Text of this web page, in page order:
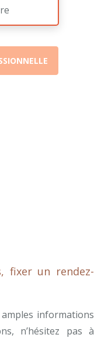
fixer un rendez-
informations
n’hésitez pas à